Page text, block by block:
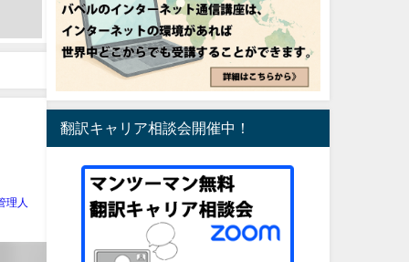
理人
翻訳キャリア相談会開催中！